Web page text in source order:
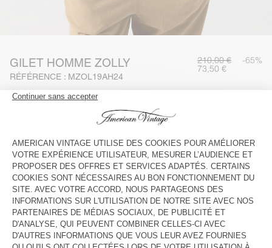
GILET HOMME ZOLLY
RÉFÉRENCE : MZOL19AH24
210,00 € -65%
73,50 €
| BRIQUE CHINE
S/M L/XL
Le mannequin mesure 188 cm et porte une taille S-M
GUIDE DES TAILLES
Livraison estiméeentre le mercredi 12 août et le vendredi 14